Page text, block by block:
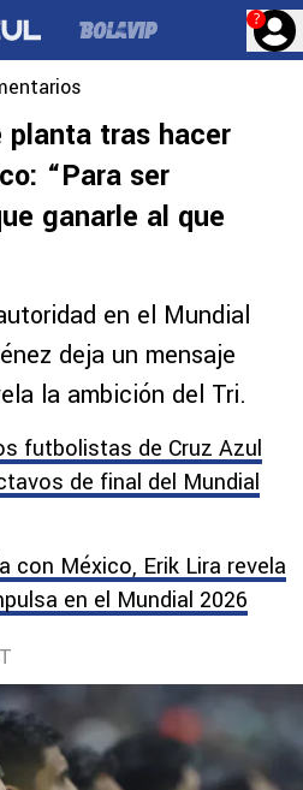
?
planta tras hacer
“Para ser
ganarle al que
en el Mundial
deja un mensaje
la ambición del Tri.
futbolistas de Cruz Azul
de final del Mundial
con México, Erik Lira revela
en el Mundial 2026